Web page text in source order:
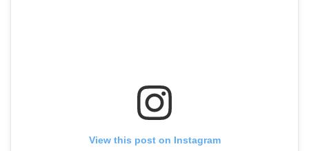
View this post on Instagram